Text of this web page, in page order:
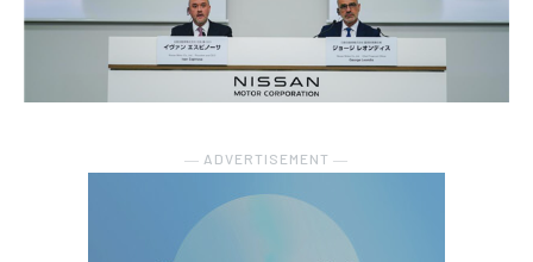
― ADVERTISEMENT ―